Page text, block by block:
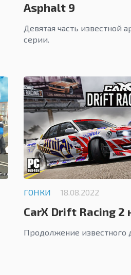
Asphalt 9
Девятая часть известной
серии.
ГОНКИ 18.08.2022
CarX Drift Racing 2
Продолжение известного